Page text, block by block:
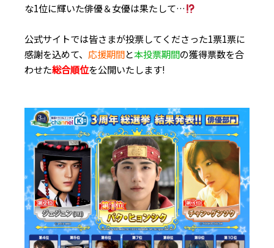
な1位に輝いた俳優＆女優は果たして…
公式サイトでは皆さまが投票してくださった1票1票に
感謝を込めて、 応援期間と本投票期間の獲得票数を合
わせた総合順位を公開いたします!